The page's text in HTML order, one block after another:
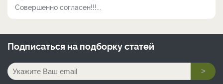
Совершенно согласен!!!...
Подписаться на подборку статей
>